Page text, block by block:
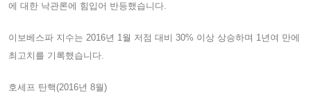
에 대한 낙관론에 힘입어 반등했습니다.
이보베스파 지수는 2016년 1월 저점 대비 30% 이상 상승하며 1년여 만에
최고치를 기록했습니다.
호세프 탄핵(2016년 8월)